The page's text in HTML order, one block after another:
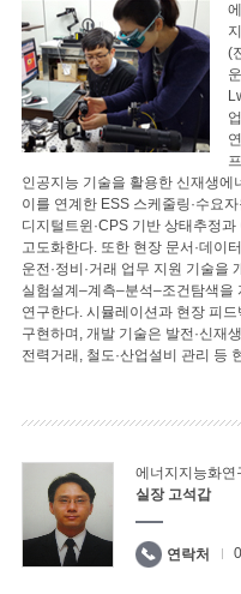
(
인공지능 기술을 활용한 신재생에
이를 연계한 ESS 스케줄링·수요
디지털트윈·CPS 기반 상태추정
고도화한다. 또한 현장 문서·데이
운전·정비·거래 업무 지원 기술을
실험설계–계측–분석–조건탐색을
연구한다. 시뮬레이션과 현장 피
구현하며, 개발 기술은 발전·신재
전력거래, 철도·산업설비 관리 등
에너지지능화연
실장 고석갑
연락처